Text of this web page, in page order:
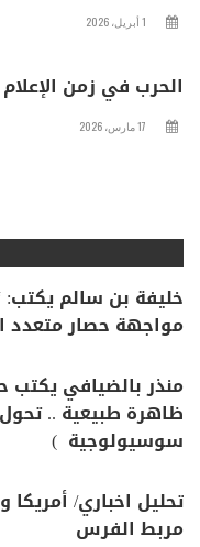
1 أبريل، 2026
الحرب في زمن
17 مارس، 2026
خليفة بن سالم
مواجهة حصار متعدد
منذر بالضيافي يكتب
ظاهرة طبيعية ..
سوسيولوجية )
تحليل اخباري/
مربط الفرس